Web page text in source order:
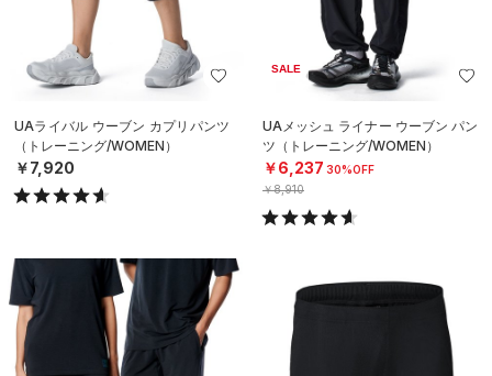
UAライバル ウーブン カプリパンツ
（トレーニング/WOMEN）
￥7,920
SALE
UAメッシュ ライナー ウーブン パン
ツ（トレーニング/WOMEN）
￥6,237 30%OFF
￥8,910